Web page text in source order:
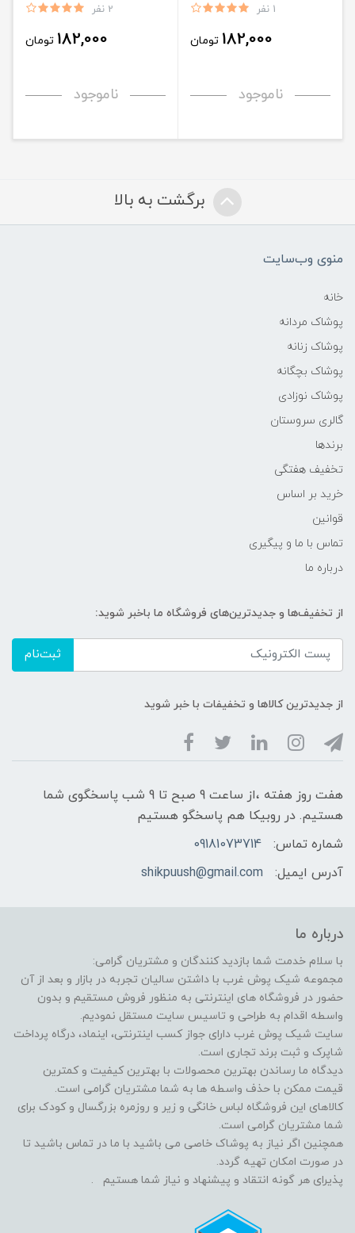
1 نفر
182,000 تومان
ناموجود
2 نفر
182,000 تومان
ناموجود
برگشت به بالا
منوی وب‌سایت
خانه
پوشاک مردانه
پوشاک زنانه
پوشاک بچگانه
پوشاک نوزادی
گالری سروستان
برندها
تخفیف هفتگی
خرید بر اساس
قوانین
تماس با ما و پیگیری
درباره ما
از تخفیف‌ها و جدیدترین‌های فروشگاه ما باخبر شوید:
ثبت‌نام
از جدیدترین کالاها و تخفیفات با خبر شوید
هفت روز هفته ،از ساعت 9 صبح تا 9 شب پاسخگوی شما
هستیم. در روبیکا هم پاسخگو هستیم
شماره تماس:
09181073714
آدرس ایمیل:
shikpuush@gmail.com
درباره ما
با سلام خدمت شما بازدید کنندگان و مشتریان گرامی:
مجموعه شیک پوش غرب با داشتن سالیان تجربه در بازار و بعد از آن
حضور در فروشگاه های اینترنتی به منظور فروش مستقیم و بدون
واسطه اقدام به طراحی و تاسیس سایت مستقل نمودیم.
سایت شیک پوش غرب دارای جواز کسب اینترنتی، اینماد، درگاه پرداخت
شاپرک و ثبت برند تجاری است.
دیدگاه ما رساندن بهترین محصولات با بهترین کیفیت و کمترین
قیمت ممکن با حذف واسطه ها به شما مشتریان گرامی است.
کالاهای این فروشگاه لباس خانگی و زیر و روزمره بزرگسال و کودک برای
شما مشتریان گرامی است.
همچنین اگر نیاز به پوشاک خاصی می باشید با ما در تماس باشید تا
در صورت امکان تهیه گردد.
پذیرای هر گونه انتقاد و پیشنهاد و نیاز شما هستیم .